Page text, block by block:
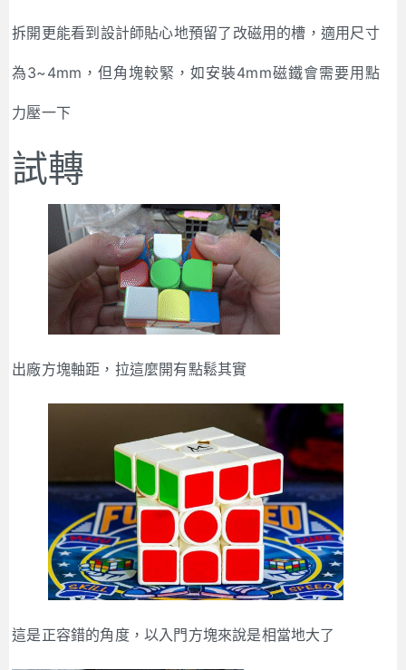
拆開更能看到設計師貼心地預留了改磁用的槽，適用尺寸
為3~4mm，但角塊較緊，如安裝4mm磁鐵會需要用點
力壓一下
試轉
出廠方塊軸距，拉這麼開有點鬆其實
這是正容錯的角度，以入門方塊來說是相當地大了